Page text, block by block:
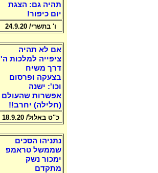
תהיה גם: הצגת
יום כיפור!
ו' בתשרי/ 24.9.20
אם לא תהיה
ציפייה למלכות ה'
דרך משיח
בצעקה ופרסום
וכו': ישנה
אפשרות שהעולם
(חלילה) יחרב!!
כ"ט באלול/ 18.9.20
נתניהו הסכים
שממשל טראמפ
ימכור נשק
מתקדם